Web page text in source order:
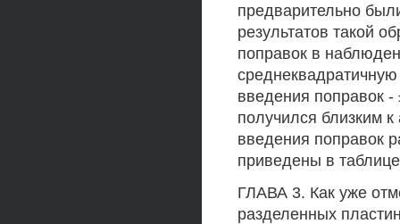
предварительно
результатов такой
поправок в
введения поправок
получился близким
введения поправок
приведены в
ГЛАВА 3. Как уже
разделенных